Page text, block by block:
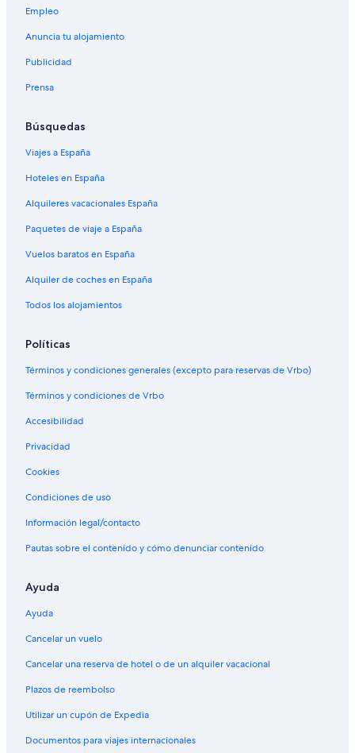
Empleo
Anuncia tu alojamiento
Publicidad
Prensa
Búsquedas
Viajes a España
Hoteles en España
Alquileres vacacionales España
Paquetes de viaje a España
Vuelos baratos en España
Alquiler de coches en España
Todos los alojamientos
Políticas
Términos y condiciones generales (excepto para reservas de Vrbo)
Términos y condiciones de Vrbo
Accesibilidad
Privacidad
Cookies
Condiciones de uso
Información legal/contacto
Pautas sobre el contenido y cómo denunciar contenido
Ayuda
Ayuda
Cancelar un vuelo
Cancelar una reserva de hotel o de un alquiler vacacional
Plazos de reembolso
Utilizar un cupón de Expedia
Documentos para viajes internacionales